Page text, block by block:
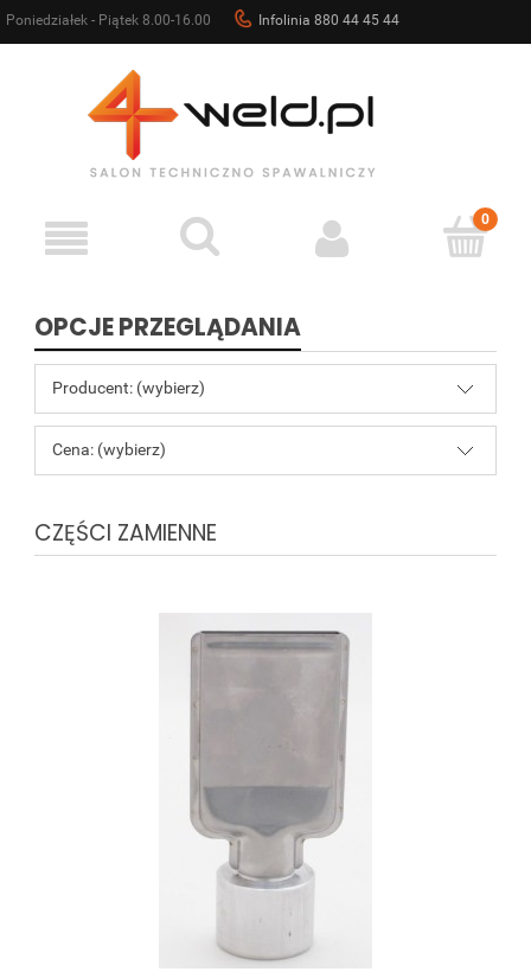
Poniedziałek - Piątek 8.00-16.00 Infolinia 880 44 45 44
OPCJE PRZEGLĄDANIA
Producent: (wybierz)
Cena: (wybierz)
CZĘŚCI ZAMIENNE